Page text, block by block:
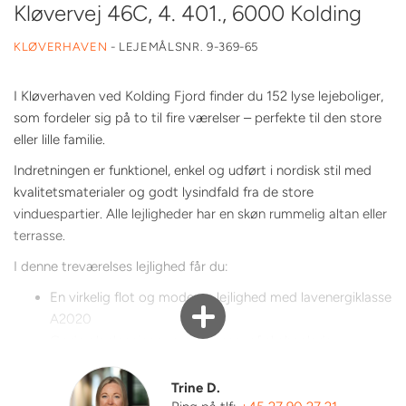
Kløvervej 46C, 4. 401., 6000 Kolding
KLØVERHAVEN - LEJEMÅLSNR. 9-369-65
I Kløverhaven ved Kolding Fjord finder du 152 lyse lejeboliger,
som fordeler sig på to til fire værelser – perfekte til den store
eller lille familie.
Indretningen er funktionel, enkel og udført i nordisk stil med
kvalitetsmaterialer og godt lysindfald fra de store
vinduespartier. Alle lejligheder har en skøn rummelig altan eller
terrasse.
I denne treværelses lejlighed får du:
En virkelig flot og moderne lejlighed med lavenergiklasse
A2020
Gode planløsninger med masser af skabsplads
Grohe-amatur
Trine D.